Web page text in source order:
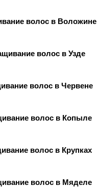
волос в Воложине
волос в Узде
волос в Червене
волос в Копыле
волос в Крупках
волос в Мяделе